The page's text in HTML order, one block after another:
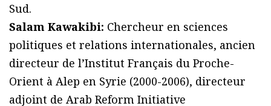
Sud.
Salam Kawakibi: Chercheur en sciences
politiques et relations internationales, ancien
directeur de l’Institut Français du Proche-
Orient à Alep en Syrie (2000-2006), directeur
adjoint de Arab Reform Initiative